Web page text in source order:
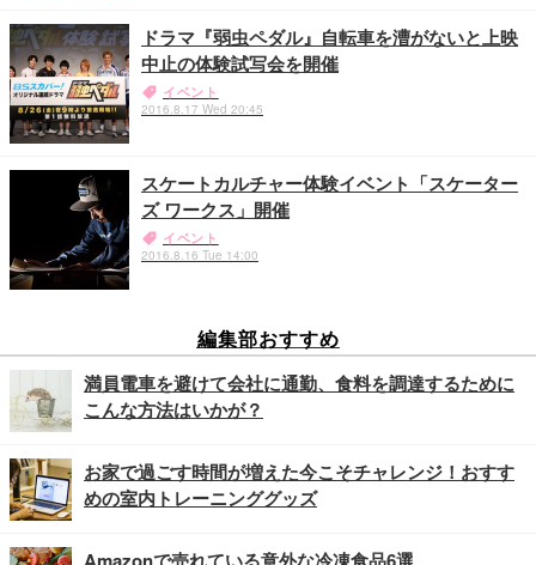
ドラマ『弱虫ペダル』自転車を漕がないと上映
中止の体験試写会を開催
イベント
2016.8.17 Wed 20:45
スケートカルチャー体験イベント「スケーター
ズ ワークス」開催
イベント
2016.8.16 Tue 14:00
編集部おすすめ
満員電車を避けて会社に通勤、食料を調達するために
こんな方法はいかが？
お家で過ごす時間が増えた今こそチャレンジ！おすす
めの室内トレーニンググッズ